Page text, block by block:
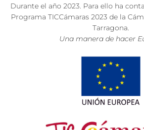
Durante el año 2023. Para ello ha
Programa TICCámaras 2023 de la
Tarragona.
Una manera de hacer